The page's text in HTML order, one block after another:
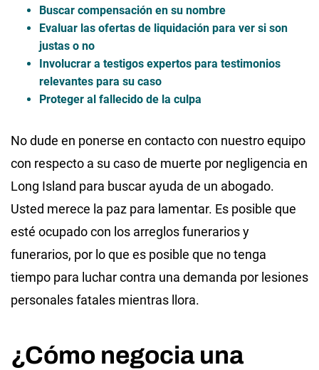
Buscar compensación en su nombre
Evaluar las ofertas de liquidación para ver si son
justas o no
Involucrar a testigos expertos para testimonios
relevantes para su caso
Proteger al fallecido de la culpa
No dude en ponerse en contacto con nuestro equipo
con respecto a su caso de muerte por negligencia en
Long Island para buscar ayuda de un abogado.
Usted merece la paz para lamentar. Es posible que
esté ocupado con los arreglos funerarios y
funerarios, por lo que es posible que no tenga
tiempo para luchar contra una demanda por lesiones
personales fatales mientras llora.
¿Cómo negocia una